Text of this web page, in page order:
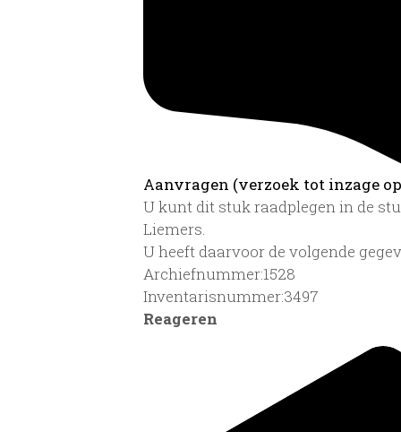
Aanvragen (verzoek tot inzage
U kunt dit stuk raadplegen in de
Liemers.
U heeft daarvoor de volgende
Archiefnummer:1528
Inventarisnummer:3497
Reageren